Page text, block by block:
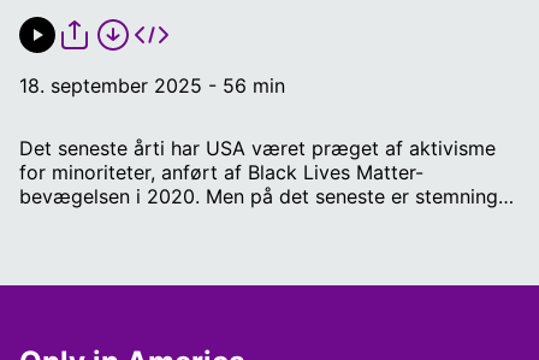
18. september 2025 - 56 min
Det seneste årti har USA været præget af aktivisme
for minoriteter, anført af Black Lives Matter-
bevægelsen i 2020. Men på det seneste er stemningen
immigration og "hvid skyld". Iryna er blevet symbol på,